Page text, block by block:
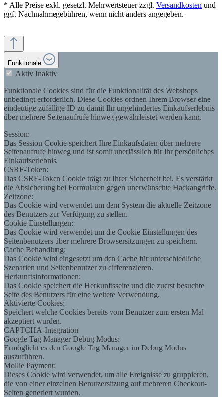
* Alle Preise exkl. gesetzl. Mehrwertsteuer zzgl. Versandkosten und
ggf. Nachnahmegebühren, wenn nicht anders angegeben.
Funktionale
Aktiv Inaktiv
Funktionale Cookies sind für die Funktionalität des Webshops
unbedingt erforderlich. Diese Cookies ordnen Ihrem Browser eine
eindeutige zufällige ID zu damit Ihr ungehindertes Einkaufserlebnis
über mehrere Seitenaufrufe hinweg gewährleistet werden kann.
Session:
Das Session Cookie speichert Ihre Einkaufsdaten über mehrere
Seitenaufrufe hinweg und ist somit unerlässlich für Ihr persönliches
Einkaufserlebnis.
CSRF-Token:
Das CSRF-Token Cookie trägt zu Ihrer Sicherheit bei. Es verstärkt
die Absicherung bei Formularen gegen unerwünschte Hackangriffe.
Zeitzone:
Das Cookie wird verwendet um dem System die aktuelle Zeitzone
des Benutzers zur Verfügung zu stellen.
Cookie Einstellungen:
Das Cookie wird verwendet um die Cookie Einstellungen des
Seitenbenutzers über mehrere Browsersitzungen zu speichern.
Cache Behandlung:
Das Cookie wird eingesetzt um den Cache für unterschiedliche
Szenarien und Seitenbenutzer zu differenzieren.
Herkunftsinformationen:
Das Cookie speichert die Herkunftsseite und die zuerst besuchte
Seite des Benutzers für eine weitere Verwendung.
Aktivierte Cookies:
Speichert welche Cookies bereits vom Benutzer zum ersten Mal
akzeptiert wurden.
CAPTCHA-Integration
Google Tag Manager Debug Modus:
Ermöglicht es den Google Tag Manager im Debug Modus
auszuführen.
Mollie Payment:
Dieses Cookie wird verwendet, um alle Ereignisse zu gruppieren,
die von einer einzelnen Benutzersitzung auf mehreren Checkout-
Seiten generiert wurden.